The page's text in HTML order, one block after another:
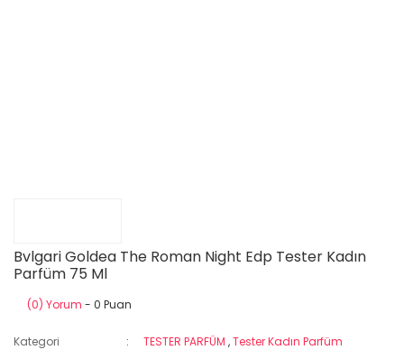
Bvlgari Goldea The Roman Night Edp Tester Kadın
Parfüm 75 Ml
(0) Yorum - 0 Puan
Kategori TESTER PARFÜM ,Tester Kadın Parfüm